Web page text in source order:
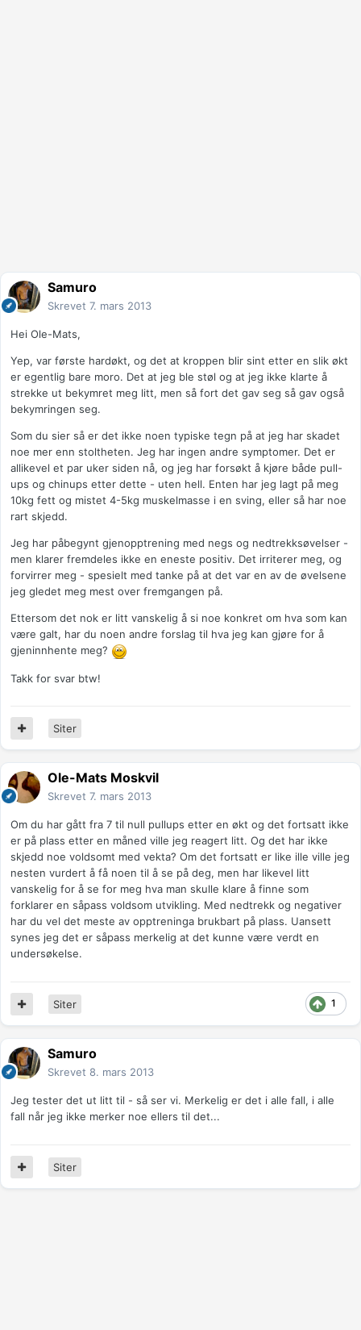
Samuro
Skrevet 7. mars 2013
Hei Ole-Mats,
Yep, var første hardøkt, og det at kroppen blir sint etter en slik økt
er egentlig bare moro. Det at jeg ble støl og at jeg ikke klarte å
strekke ut bekymret meg litt, men så fort det gav seg så gav også
bekymringen seg.
Som du sier så er det ikke noen typiske tegn på at jeg har skadet
noe mer enn stoltheten. Jeg har ingen andre symptomer. Det er
allikevel et par uker siden nå, og jeg har forsøkt å kjøre både pull-
ups og chinups etter dette - uten hell. Enten har jeg lagt på meg
10kg fett og mistet 4-5kg muskelmasse i en sving, eller så har noe
rart skjedd.
Jeg har påbegynt gjenopptrening med negs og nedtrekksøvelser -
men klarer fremdeles ikke en eneste positiv. Det irriterer meg, og
forvirrer meg - spesielt med tanke på at det var en av de øvelsene
jeg gledet meg mest over fremgangen på.
Ettersom det nok er litt vanskelig å si noe konkret om hva som kan
være galt, har du noen andre forslag til hva jeg kan gjøre for å
gjeninnhente meg?
Takk for svar btw!
Siter
Ole-Mats Moskvil
Skrevet 7. mars 2013
Om du har gått fra 7 til null pullups etter en økt og det fortsatt ikke
er på plass etter en måned ville jeg reagert litt. Og det har ikke
skjedd noe voldsomt med vekta? Om det fortsatt er like ille ville jeg
nesten vurdert å få noen til å se på deg, men har likevel litt
vanskelig for å se for meg hva man skulle klare å finne som
forklarer en såpass voldsom utvikling. Med nedtrekk og negativer
har du vel det meste av opptreninga brukbart på plass. Uansett
synes jeg det er såpass merkelig at det kunne være verdt en
undersøkelse.
1
Siter
Samuro
Skrevet 8. mars 2013
Jeg tester det ut litt til - så ser vi. Merkelig er det i alle fall, i alle
fall når jeg ikke merker noe ellers til det...
Siter